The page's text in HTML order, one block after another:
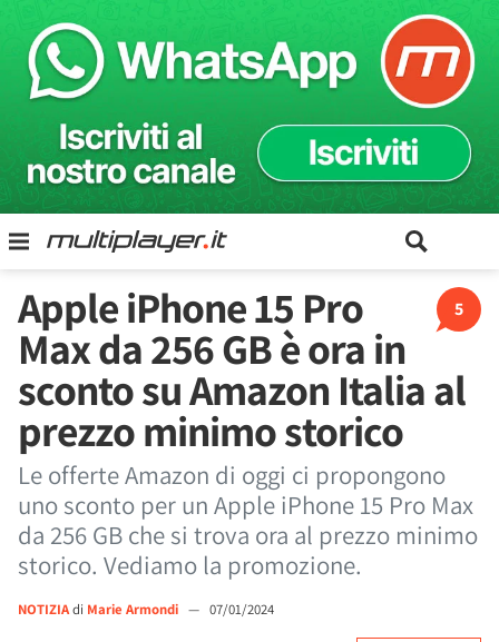
5
Apple iPhone 15 Pro
Max da 256 GB è ora in
sconto su Amazon Italia al
prezzo minimo storico
Le offerte Amazon di oggi ci propongono
uno sconto per un Apple iPhone 15 Pro Max
da 256 GB che si trova ora al prezzo minimo
storico. Vediamo la promozione.
NOTIZIAdi Marie Armondi — 07/01/2024